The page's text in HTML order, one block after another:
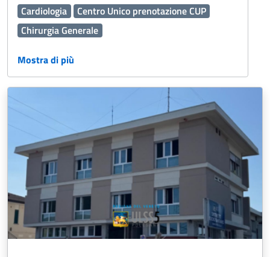
Cardiologia
Centro Unico prenotazione CUP
Chirurgia Generale
Cure Palliative
Emergenza Sanitaria
Esenzioni
Fascicolo Sanitario Elettronico FSE
Ginecologia e Ostetricia
Igiene Alimenti
Inclusione
Laboratorio Analisi
Malattie
Malattie rare
Medicina Generale
Medicina generale
Medicina Trasfusionale
Medico Medicina Generale MMG
Nefrologia e Dialisi
Oculistica
Oncologia
Operatori Socio Sanitari OSS
Mostra di più